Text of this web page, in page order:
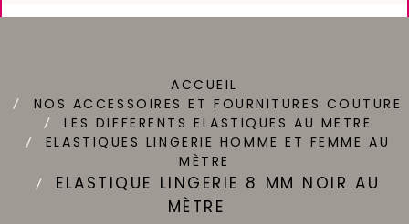
ACCUEIL
NOS ACCESSOIRES ET FOURNITURES COUTURE
LES DIFFERENTS ELASTIQUES AU METRE
ELASTIQUES LINGERIE HOMME ET FEMME AU
MÈTRE
ELASTIQUE LINGERIE 8 MM NOIR AU
MÈTRE